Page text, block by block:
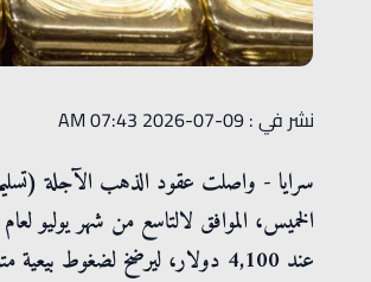
نشر في : 09-07-2026 07:43 AM
عند 4,100 دولار، ليرضخ لضغوط بيعية متواصلة دفعته للتداول بالقرب من أدنى مستواه اليومي.